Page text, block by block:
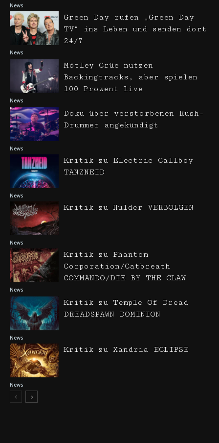
News
News
Green Day rufen „Green Day
TV“ ins Leben und senden dort
24/7
News
Mötley Crüe nutzen
Backingtracks, aber spielen
100 Prozent live
News
Doku über verstorbenen Rush-
Drummer angekündigt
News
Kritik zu Electric Callboy
TANZNEID
News
Kritik zu Hulder VERBOLGEN
News
Kritik zu Phantom
Corporation/Catbreath
COMMANDO/DIE BY THE CLAW
News
Kritik zu Temple Of Dread
DREADSPAWN DOMINION
News
Kritik zu Xandria ECLIPSE